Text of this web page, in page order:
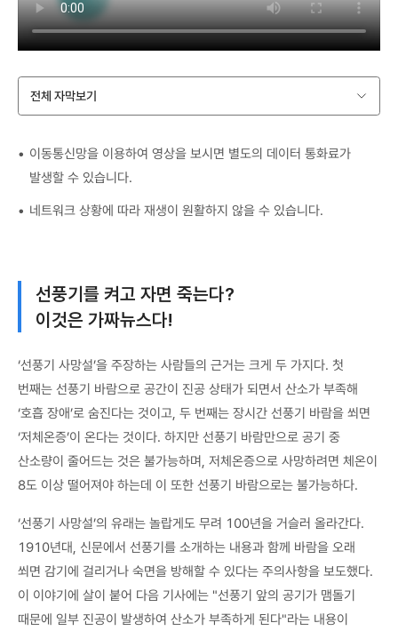
전체 자막보기
이동통신망을 이용하여 영상을 보시면 별도의 데이터 통화료가
발생할 수 있습니다.
네트워크 상황에 따라 재생이 원활하지 않을 수 있습니다.
선풍기를 켜고 자면 죽는다?
이것은 가짜뉴스다!
‘선풍기 사망설’을 주장하는 사람들의 근거는 크게 두 가지다. 첫
번째는 선풍기 바람으로 공간이 진공 상태가 되면서 산소가 부족해
‘호흡 장애’로 숨진다는 것이고, 두 번째는 장시간 선풍기 바람을 쐬면
‘저체온증’이 온다는 것이다. 하지만 선풍기 바람만으로 공기 중
산소량이 줄어드는 것은 불가능하며, 저체온증으로 사망하려면 체온이
8도 이상 떨어져야 하는데 이 또한 선풍기 바람으로는 불가능하다.
‘선풍기 사망설’의 유래는 놀랍게도 무려 100년을 거슬러 올라간다.
1910년대, 신문에서 선풍기를 소개하는 내용과 함께 바람을 오래
쐬면 감기에 걸리거나 숙면을 방해할 수 있다는 주의사항을 보도했다.
이 이야기에 살이 붙어 다음 기사에는 "선풍기 앞의 공기가 맴돌기
때문에 일부 진공이 발생하여 산소가 부족하게 된다"라는 내용이